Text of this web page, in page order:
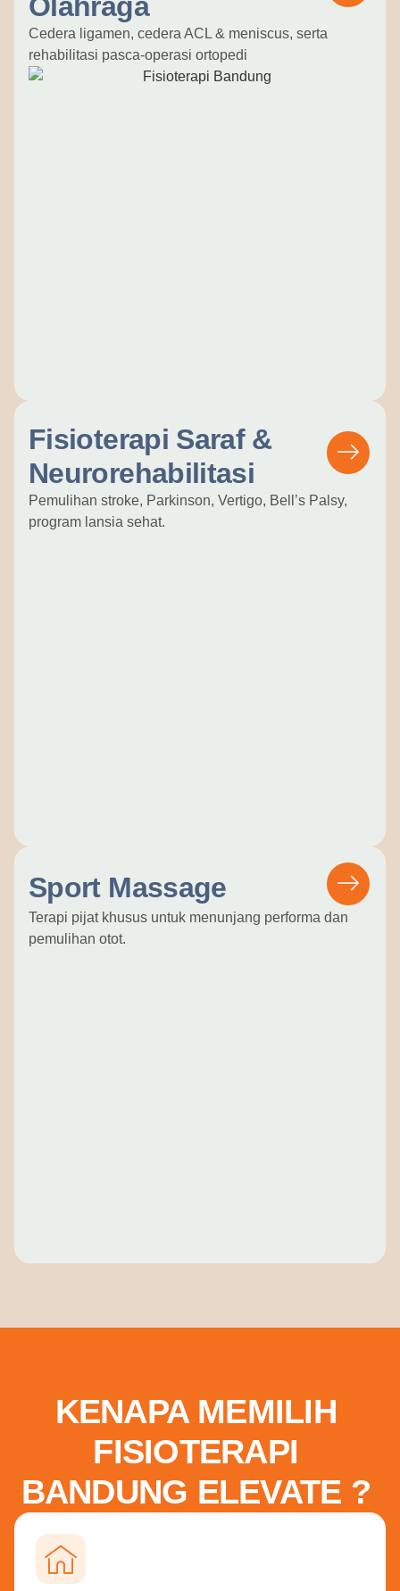
Olahraga
Cedera ligamen, cedera ACL & meniscus, serta
rehabilitasi pasca-operasi ortopedi
Fisioterapi Saraf &
Neurorehabilitasi
Pemulihan stroke, Parkinson, Vertigo, Bell’s Palsy,
program lansia sehat.
Sport Massage
Terapi pijat khusus untuk menunjang performa dan
pemulihan otot.
KENAPA MEMILIH
FISIOTERAPI
BANDUNG ELEVATE ?